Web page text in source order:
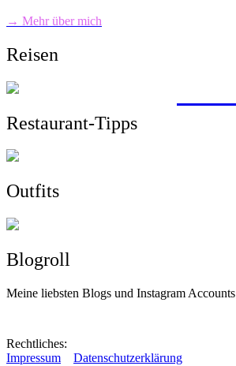
→ Mehr über mich
Reisen
Restaurant-Tipps
Outfits
Blogroll
Meine liebsten Blogs und Instagram Accounts
Rechtliches:
Impressum
Datenschutzerklärung